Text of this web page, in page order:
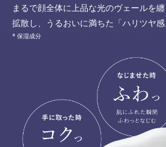
まるで顔全体に上品な光のヴェールを
拡散し、うるおいに満ちた「ハリツヤ感
保湿成分